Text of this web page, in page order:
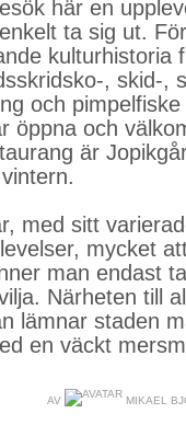
här en
ta sig ut.
kulturhistoria
, skid-,
och
öppna och
är
med sitt
mycket
man endast
Närheten till
lämnar staden
en väckt
AV MIKAEL